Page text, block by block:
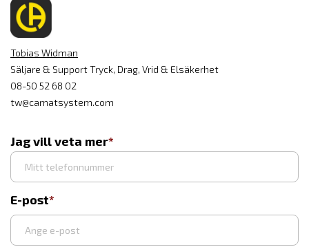
Tobias Widman
Säljare & Support Tryck, Drag, Vrid & Elsäkerhet
08-50 52 68 02
tw@camatsystem.com
Jag vill veta mer
E-post